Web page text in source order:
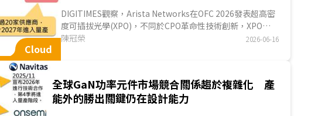
Cloud
DIGITIMES觀察，Arista Networks在OFC 2026發表超高密
度可插拔光學(XPO)，不同於CPO革命性技術創新，XPO以
工程設計思維優化可插拔光學模組，延續光學模組既有生態
XPO已先獲微軟(Microsoft)公開支持，且多家供應商預期在
2027年進行量產，換言之，XPO可能先行搶佔資料中心市
陳冠榮 2026-06-16
全球GaN功率元件市場競合關係趨於複雜化 產
能外的勝出關鍵仍在設計能力